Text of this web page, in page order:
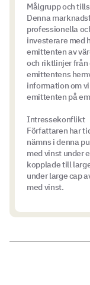
Målgrupp och
Denna
professionella
investerare med
emittenten av
och riktlinjer från
emittentens
information om
emittenten på
Intressekonflikt
Författaren har
nämns i denna
med vinst under
kopplade till
under large cap
med vinst.